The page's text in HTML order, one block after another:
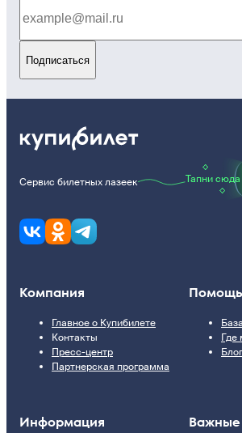
Подписаться
Сервис билетных лазеек Тапни сюда
Компания
Главное о Купибилете
Контакты
Пресс-центр
Партнерская программа
Помощь
Где
Блог
Информация Важные